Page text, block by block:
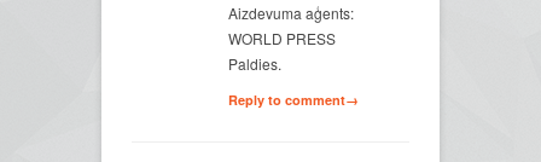
Aizdevuma aģents:
WORLD PRESS
Paldies.
Reply to comment→